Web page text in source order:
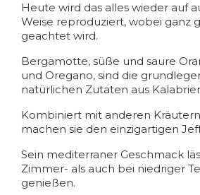
Heute wird das alles wieder auf
Weise reproduziert, wobei ganz
geachtet wird.
Bergamotte, süße und saure
und Oregano, sind die
natürlichen Zutaten aus
Kombiniert mit anderen
machen sie den einzigartigen
Sein mediterraner Geschmack
Zimmer- als auch bei niedriger
genießen.